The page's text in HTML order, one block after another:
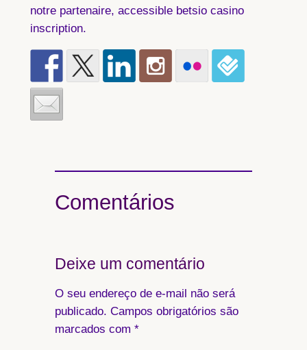
notre partenaire, accessible betsio casino
inscription.
Comentários
Deixe um comentário
O seu endereço de e-mail não será
publicado. Campos obrigatórios são
marcados com *